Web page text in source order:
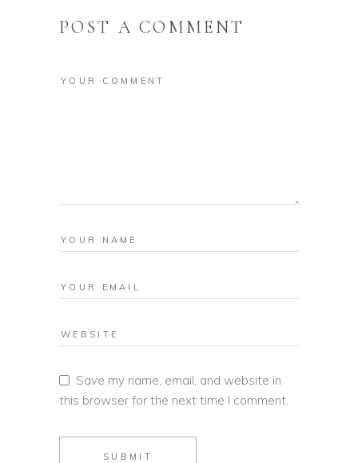
POST A COMMENT
Save my name, email, and website in
this browser for the next time I comment.
SUBMIT